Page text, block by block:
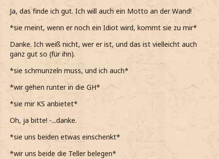
*als sage, dass er kein Idiot ist, er nur mit "schade"
einfach zu dir. Ist klar
*dann meine und schmunzeln muss*
gehen*
*wir uns dann an den Gryffindor Tisch setzen*
Willst du auch?
*auf den KS zeige und uns beiden etwas davon eingieße*
Ja, das finde ich gut. Ich will auch ein Motto an der Wand!
*sie meint, wenn er noch ein Idiot wird, kommt sie zu mir*
Danke. Ich weiß nicht, wer er ist, und das ist vielleicht auch
ganz gut so (für ihn).
*sie schmunzeln muss, und ich auch*
*wir gehen runter in die GH*
*sie mir KS anbietet*
Oh, ja bitte! -...danke.
*sie uns beiden etwas einschenkt*
*wir uns beide die Teller belegen*